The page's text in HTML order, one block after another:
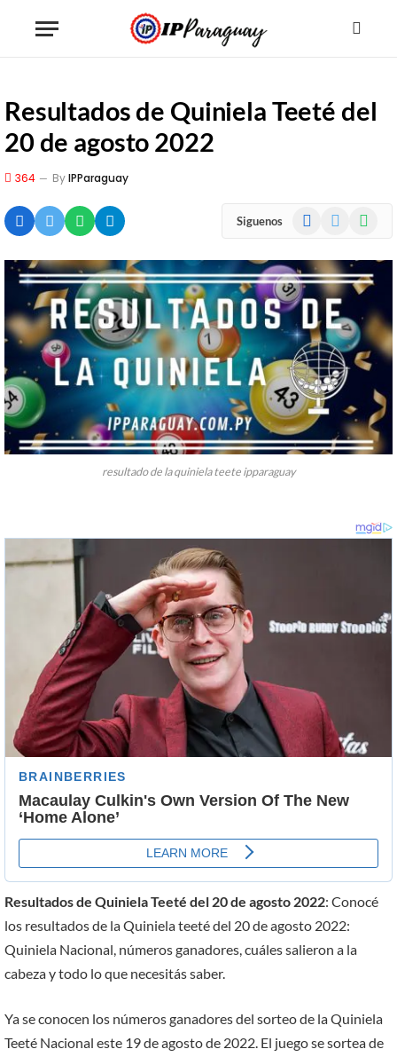
Resultados de Quiniela Teeté del
20 de agosto 2022
364 ByIPParaguay
Siguenos Facebook
resultado de la quiniela teete ipparaguay
Resultados de Quiniela Teeté del 20 de agosto 2022: Conocé
los resultados de la Quiniela teeté del 20 de agosto 2022:
Quiniela Nacional, números ganadores, cuáles salieron a la
cabeza y todo lo que necesitás saber.
Ya se conocen los números ganadores del sorteo de la Quiniela
Teeté Nacional este 19 de agosto de 2022. El juego se sortea de